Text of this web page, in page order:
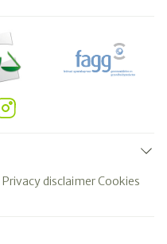
Privacy disclaimerCookies